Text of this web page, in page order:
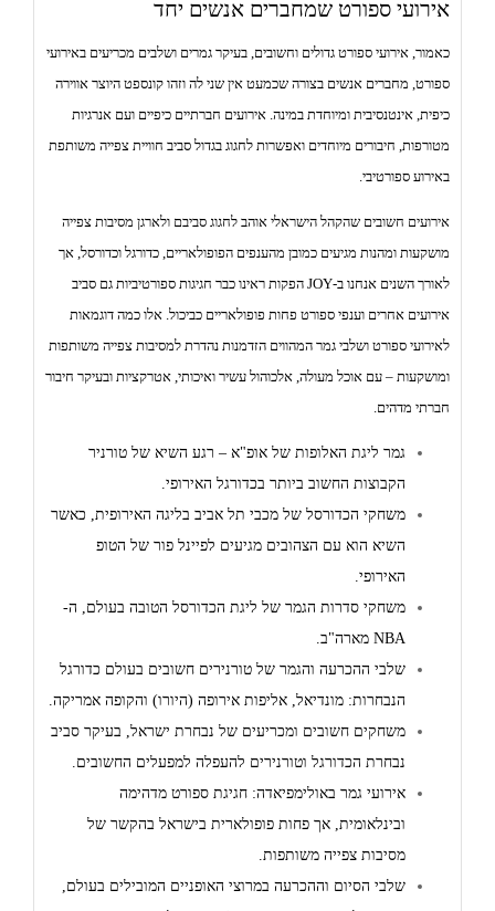
אירועי ספורט שמחברים אנשים יחד
כאמור, אירועי ספורט גדולים וחשובים, בעיקר גמרים ושלבים מכריעים באירועי
ספורט, מחברים אנשים בצורה שכמעט אין שני לה וזהו קונספט היוצר אווירה
כיפית, אינטנסיבית ומיוחדת במינה. אירועים חברתיים כיפיים ועם אנרגיות
מטורפות, חיבורים מיוחדים ואפשרות לחגוג בגדול סביב חוויית צפייה משותפת
באירוע ספורטיבי.
אירועים חשובים שהקהל הישראלי אוהב לחגוג סביבם ולארגן מסיבות צפייה
מושקעות ומהנות מגיעים כמובן מהענפים הפופולאריים, כדורגל וכדורסל, אך
לאורך השנים אנחנו ב-JOY הפקות ראינו כבר חגיגות ספורטיביות גם סביב
אירועים אחרים וענפי ספורט פחות פופולאריים כביכול. אלו כמה דוגמאות
לאירועי ספורט ושלבי גמר המהווים הזדמנות נהדרת למסיבות צפייה משותפות
ומושקעות – עם אוכל מעולה, אלכוהול עשיר ואיכותי, אטרקציות ובעיקר חיבור
חברתי מדהים.
גמר ליגת האלופות של אופ"א – רגע השיא של טורניר
הקבוצות החשוב ביותר בכדורגל האירופי.
משחקי הכדורסל של מכבי תל אביב בליגה האירופית, כאשר
השיא הוא עם הצהובים מגיעים לפיינל פור של הטופ
האירופי.
משחקי סדרות הגמר של ליגת הכדורסל הטובה בעולם, ה-
NBA מארה"ב.
שלבי ההכרעה והגמר של טורנירים חשובים בעולם כדורגל
הנבחרות: מונדיאל, אליפות אירופה (היורו) והקופה אמריקה.
משחקים חשובים ומכריעים של נבחרת ישראל, בעיקר סביב
נבחרת הכדורגל וטורנירים להעפלה למפעלים החשובים.
אירועי גמר באולימפיאדה: חגיגת ספורט מדהימה
ובינלאומית, אך פחות פופולארית בישראל בהקשר של
מסיבות צפייה משותפות.
שלבי הסיום וההכרעה במרוצי האופניים המובילים בעולם,